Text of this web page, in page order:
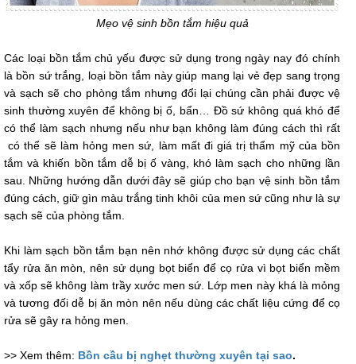
Mẹo vệ sinh bồn tắm hiệu quả
Các loại bồn tắm chủ yếu được sử dụng trong ngày nay đó chính
là bồn sứ trắng, loại bồn tắm này giúp mang lại vẻ đẹp sang trọng
và sạch sẽ cho phòng tắm nhưng đổi lại chúng cần phải được vệ
sinh thường xuyên để không bị ố, bẩn… Đồ sứ không quá khó để
có thể làm sạch nhưng nếu như bạn không làm đúng cách thì rất
có thể sẽ làm hỏng men sứ, làm mất đi giá trị thẩm mỹ của bồn
tắm và khiến bồn tắm dễ bị ố vàng, khó làm sạch cho những lần
sau. Những hướng dẫn dưới đây sẽ giúp cho bạn vệ sinh bồn tắm
đúng cách, giữ gìn màu trắng tinh khôi của men sứ cũng như là sự
sạch sẽ của phòng tắm.
Khi làm sạch bồn tắm bạn nên nhớ không được sử dụng các chất
tẩy rửa ăn mòn, nên sử dụng bọt biển để cọ rửa vì bọt biển mềm
và xốp sẽ không làm trầy xước men sứ. Lớp men này khá là mỏng
và tương đối dễ bị ăn mòn nên nếu dùng các chất liệu cứng để cọ
rửa sẽ gây ra hỏng men.
>> Xem thêm: Bồn cầu bị nghẹt thường xuyên tại sao.